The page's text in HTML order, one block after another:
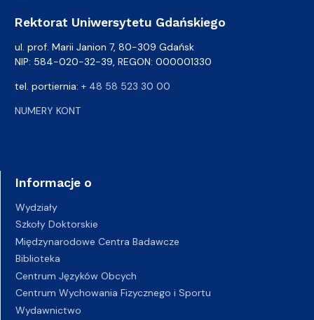
Rektorat Uniwersytetu Gdańskiego
ul. prof. Marii Janion 7, 80-309 Gdańsk
NIP: 584-020-32-39, REGON: 000001330
tel. portiernia: + 48 58 523 30 00
NUMERY KONT
Informacje o
Wydziały
Szkoły Doktorskie
Międzynarodowe Centra Badawcze
Biblioteka
Centrum Języków Obcych
Centrum Wychowania Fizycznego i Sportu
Wydawnictwo